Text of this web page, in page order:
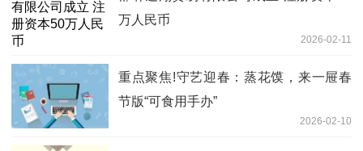
万人民币
2026-02-11
重点聚焦!守艺迎春：蒸花馍，来一屉春
节版“可食用手办”
2026-02-10